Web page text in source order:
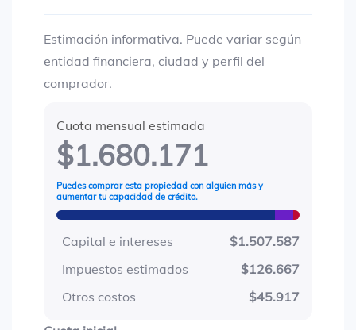
Estimación informativa. Puede variar según
entidad financiera, ciudad y perfil del
comprador.
Cuota mensual estimada
$1.680.171
Puedes comprar esta propiedad con alguien más y
aumentar tu capacidad de crédito.
Capital e intereses
$1.507.587
Impuestos estimados
$126.667
Otros costos
$45.917